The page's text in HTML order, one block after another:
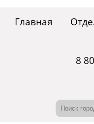
Главная
8